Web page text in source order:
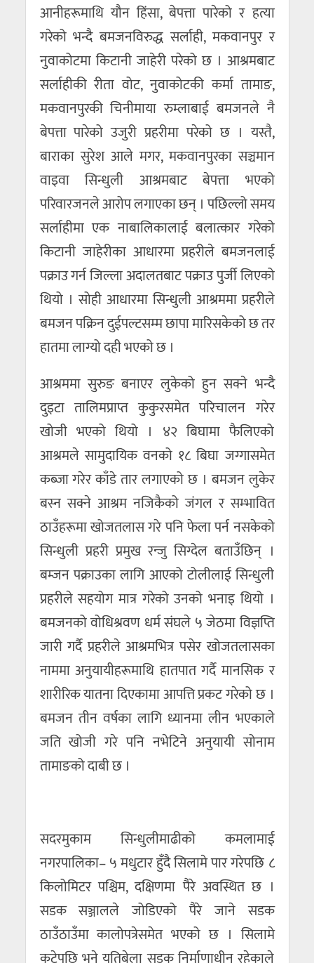
आनीहरूमाथि यौन हिंसा, बेपत्ता पारेको र हत्या
गरेको भन्दै बमजनविरुद्ध सर्लाही, मकवानपुर र
नुवाकोटमा किटानी जाहेरी परेको छ । आश्रमबाट
सर्लाहीकी रीता वोट, नुवाकोटकी कर्मा तामाङ,
मकवानपुरकी चिनीमाया रुम्लाबाई बमजनले नै
बेपत्ता पारेको उजुरी प्रहरीमा परेको छ । यस्तै,
बाराका सुरेश आले मगर, मकवानपुरका सञ्चमान
वाइवा सिन्धुली आश्रमबाट बेपत्ता भएको
परिवारजनले आरोप लगाएका छन् । पछिल्लो समय
सर्लाहीमा एक नाबालिकालाई बलात्कार गरेको
किटानी जाहेरीका आधारमा प्रहरीले बमजनलाई
पक्राउ गर्न जिल्ला अदालतबाट पक्राउ पुर्जी लिएको
थियो । सोही आधारमा सिन्धुली आश्रममा प्रहरीले
बमजन पक्रिन दुईपल्टसम्म छापा मारिसकेको छ तर
हातमा लाग्यो दही भएको छ ।
आश्रममा सुरुङ बनाएर लुकेको हुन सक्ने भन्दै
दुइटा तालिमप्राप्त कुकुरसमेत परिचालन गरेर
खोजी भएको थियो । ४२ बिघामा फैलिएको
आश्रमले सामुदायिक वनको १८ बिघा जग्गासमेत
कब्जा गरेर काँडे तार लगाएको छ । बमजन लुकेर
बस्न सक्ने आश्रम नजिकैको जंगल र सम्भावित
ठाउँहरूमा खोजतलास गरे पनि फेला पर्न नसकेको
सिन्धुली प्रहरी प्रमुख रन्जु सिग्देल बताउँछिन् ।
बम्जन पक्राउका लागि आएको टोलीलाई सिन्धुली
प्रहरीले सहयोग मात्र गरेको उनको भनाइ थियो ।
बमजनको वोधिश्रवण धर्म संघले ५ जेठमा विज्ञप्ति
जारी गर्दै प्रहरीले आश्रमभित्र पसेर खोजतलासका
नाममा अनुयायीहरूमाथि हातपात गर्दै मानसिक र
शारीरिक यातना दिएकामा आपत्ति प्रकट गरेको छ ।
बमजन तीन वर्षका लागि ध्यानमा लीन भएकाले
जति खोजी गरे पनि नभेटिने अनुयायी सोनाम
तामाङको दाबी छ ।
सदरमुकाम सिन्धुलीमाढीको कमलामाई
नगरपालिका– ५ मधुटार हुँदै सिलामे पार गरेपछि ८
किलोमिटर पश्चिम, दक्षिणमा पैरे अवस्थित छ ।
सडक सञ्जालले जोडिएको पैरे जाने सडक
ठाउँठाउँमा कालोपत्रेसमेत भएको छ । सिलामे